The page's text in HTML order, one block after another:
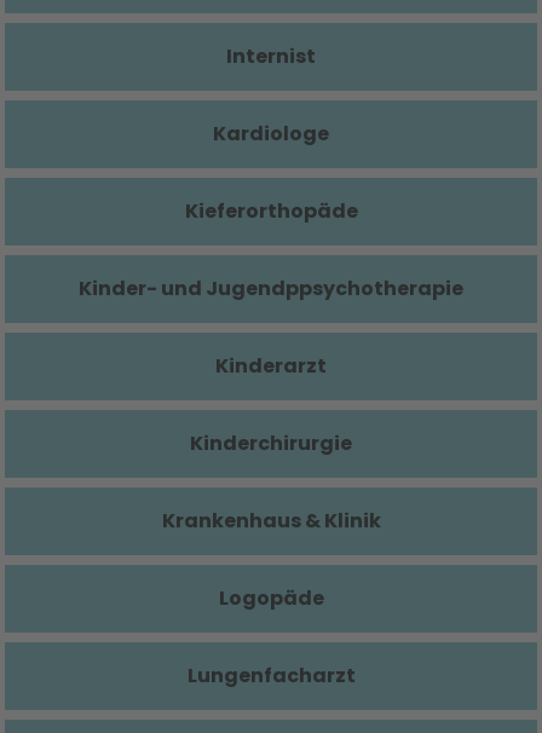
Internist
Kardiologe
Kieferorthopäde
Kinder- und Jugendppsychotherapie
Kinderarzt
Kinderchirurgie
Krankenhaus & Klinik
Logopäde
Lungenfacharzt